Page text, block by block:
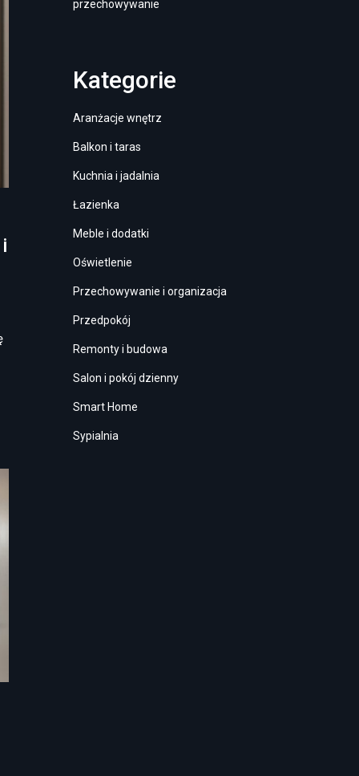
przechowywanie
Kategorie
Aranżacje wnętrz
Balkon i taras
Kuchnia i jadalnia
Łazienka
Meble i dodatki
Oświetlenie
Przechowywanie i organizacja
Przedpokój
Remonty i budowa
Salon i pokój dzienny
Smart Home
Sypialnia